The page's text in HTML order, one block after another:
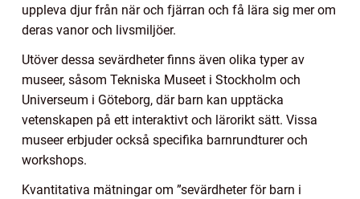
uppleva djur från när och fjärran och få lära sig mer om
deras vanor och livsmiljöer.
Utöver dessa sevärdheter finns även olika typer av
museer, såsom Tekniska Museet i Stockholm och
Universeum i Göteborg, där barn kan upptäcka
vetenskapen på ett interaktivt och lärorikt sätt. Vissa
museer erbjuder också specifika barnrundturer och
workshops.
Kvantitativa mätningar om ”sevärdheter för barn i